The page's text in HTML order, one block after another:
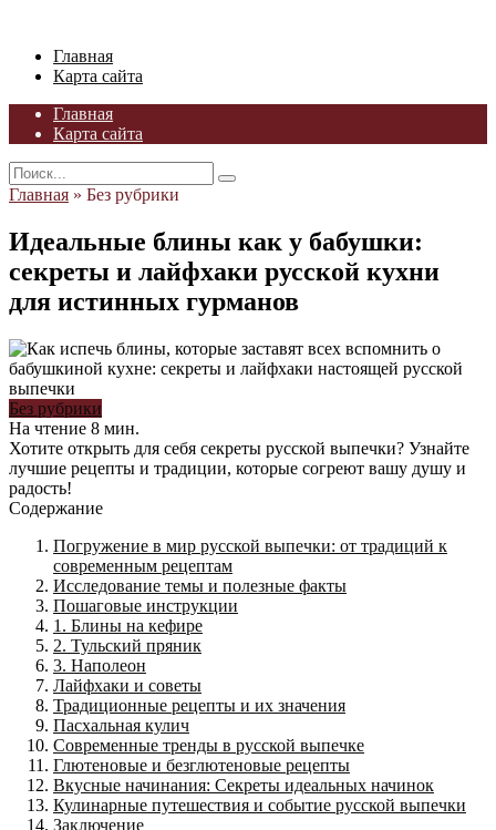
contentГлавная
Карта сайта
Главная
Карта сайта
Search
for:
Главная » Без рубрики
Идеальные блины как у бабушки:
секреты и лайфхаки русской кухни
для истинных гурманов
Без рубрики
На чтение 8 мин.
Хотите открыть для себя секреты русской выпечки? Узнайте
лучшие рецепты и традиции, которые согреют вашу душу и
радость!
Содержание
Погружение в мир русской выпечки: от традиций к
современным рецептам
Исследование темы и полезные факты
Пошаговые инструкции
1. Блины на кефире
2. Тульский пряник
3. Наполеон
Лайфхаки и советы
Традиционные рецепты и их значения
Пасхальная кулич
Современные тренды в русской выпечке
Глютеновые и безглютеновые рецепты
Вкусные начинания: Секреты идеальных начинок
Кулинарные путешествия и событие русской выпечки
Заключение